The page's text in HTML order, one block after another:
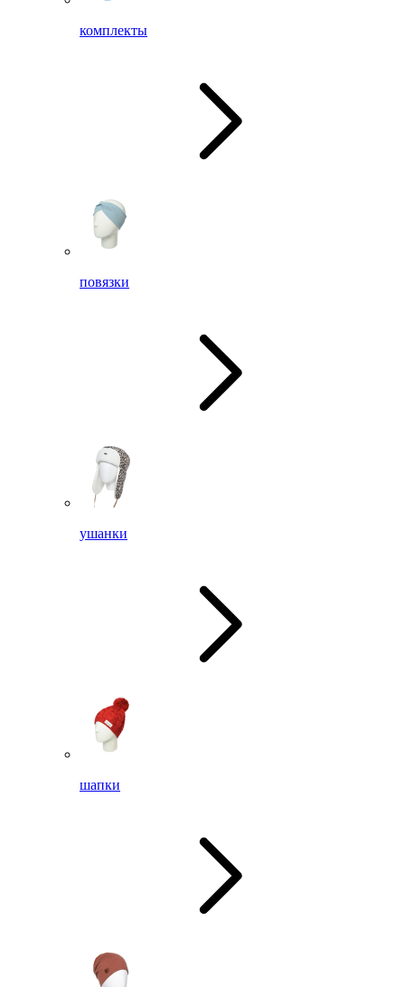
комплекты
повязки
ушанки
шапки